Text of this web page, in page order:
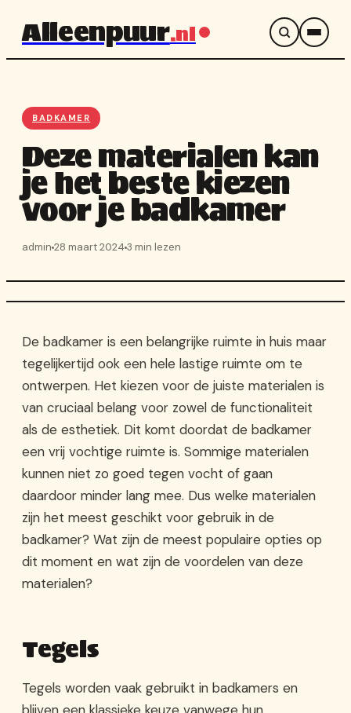
inhoud
Alleenpuur.nl
BADKAMER
Deze materialen kan
je het beste kiezen
voor je badkamer
admin 28 maart 2024 3 min lezen
De badkamer is een belangrijke ruimte in huis maar
tegelijkertijd ook een hele lastige ruimte om te
ontwerpen. Het kiezen voor de juiste materialen is
van cruciaal belang voor zowel de functionaliteit
als de esthetiek. Dit komt doordat de badkamer
een vrij vochtige ruimte is. Sommige materialen
kunnen niet zo goed tegen vocht of gaan
daardoor minder lang mee. Dus welke materialen
zijn het meest geschikt voor gebruik in de
badkamer? Wat zijn de meest populaire opties op
dit moment en wat zijn de voordelen van deze
materialen?
Tegels
Tegels worden vaak gebruikt in badkamers en
blijven een klassieke keuze vanwege hun